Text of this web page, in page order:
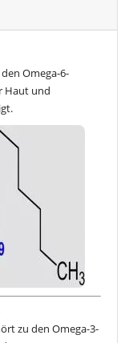
Omega-6-
Haut und
zu den Omega-3-